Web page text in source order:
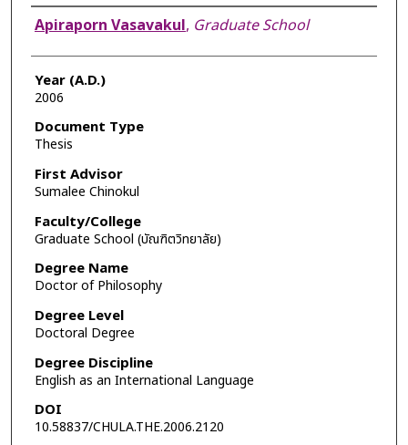
Author
Apiraporn Vasavakul, Graduate School
Year (A.D.)
2006
Document Type
Thesis
First Advisor
Sumalee Chinokul
Faculty/College
Graduate School (บัณฑิตวิทยาลัย)
Degree Name
Doctor of Philosophy
Degree Level
Doctoral Degree
Degree Discipline
English as an International Language
DOI
10.58837/CHULA.THE.2006.2120